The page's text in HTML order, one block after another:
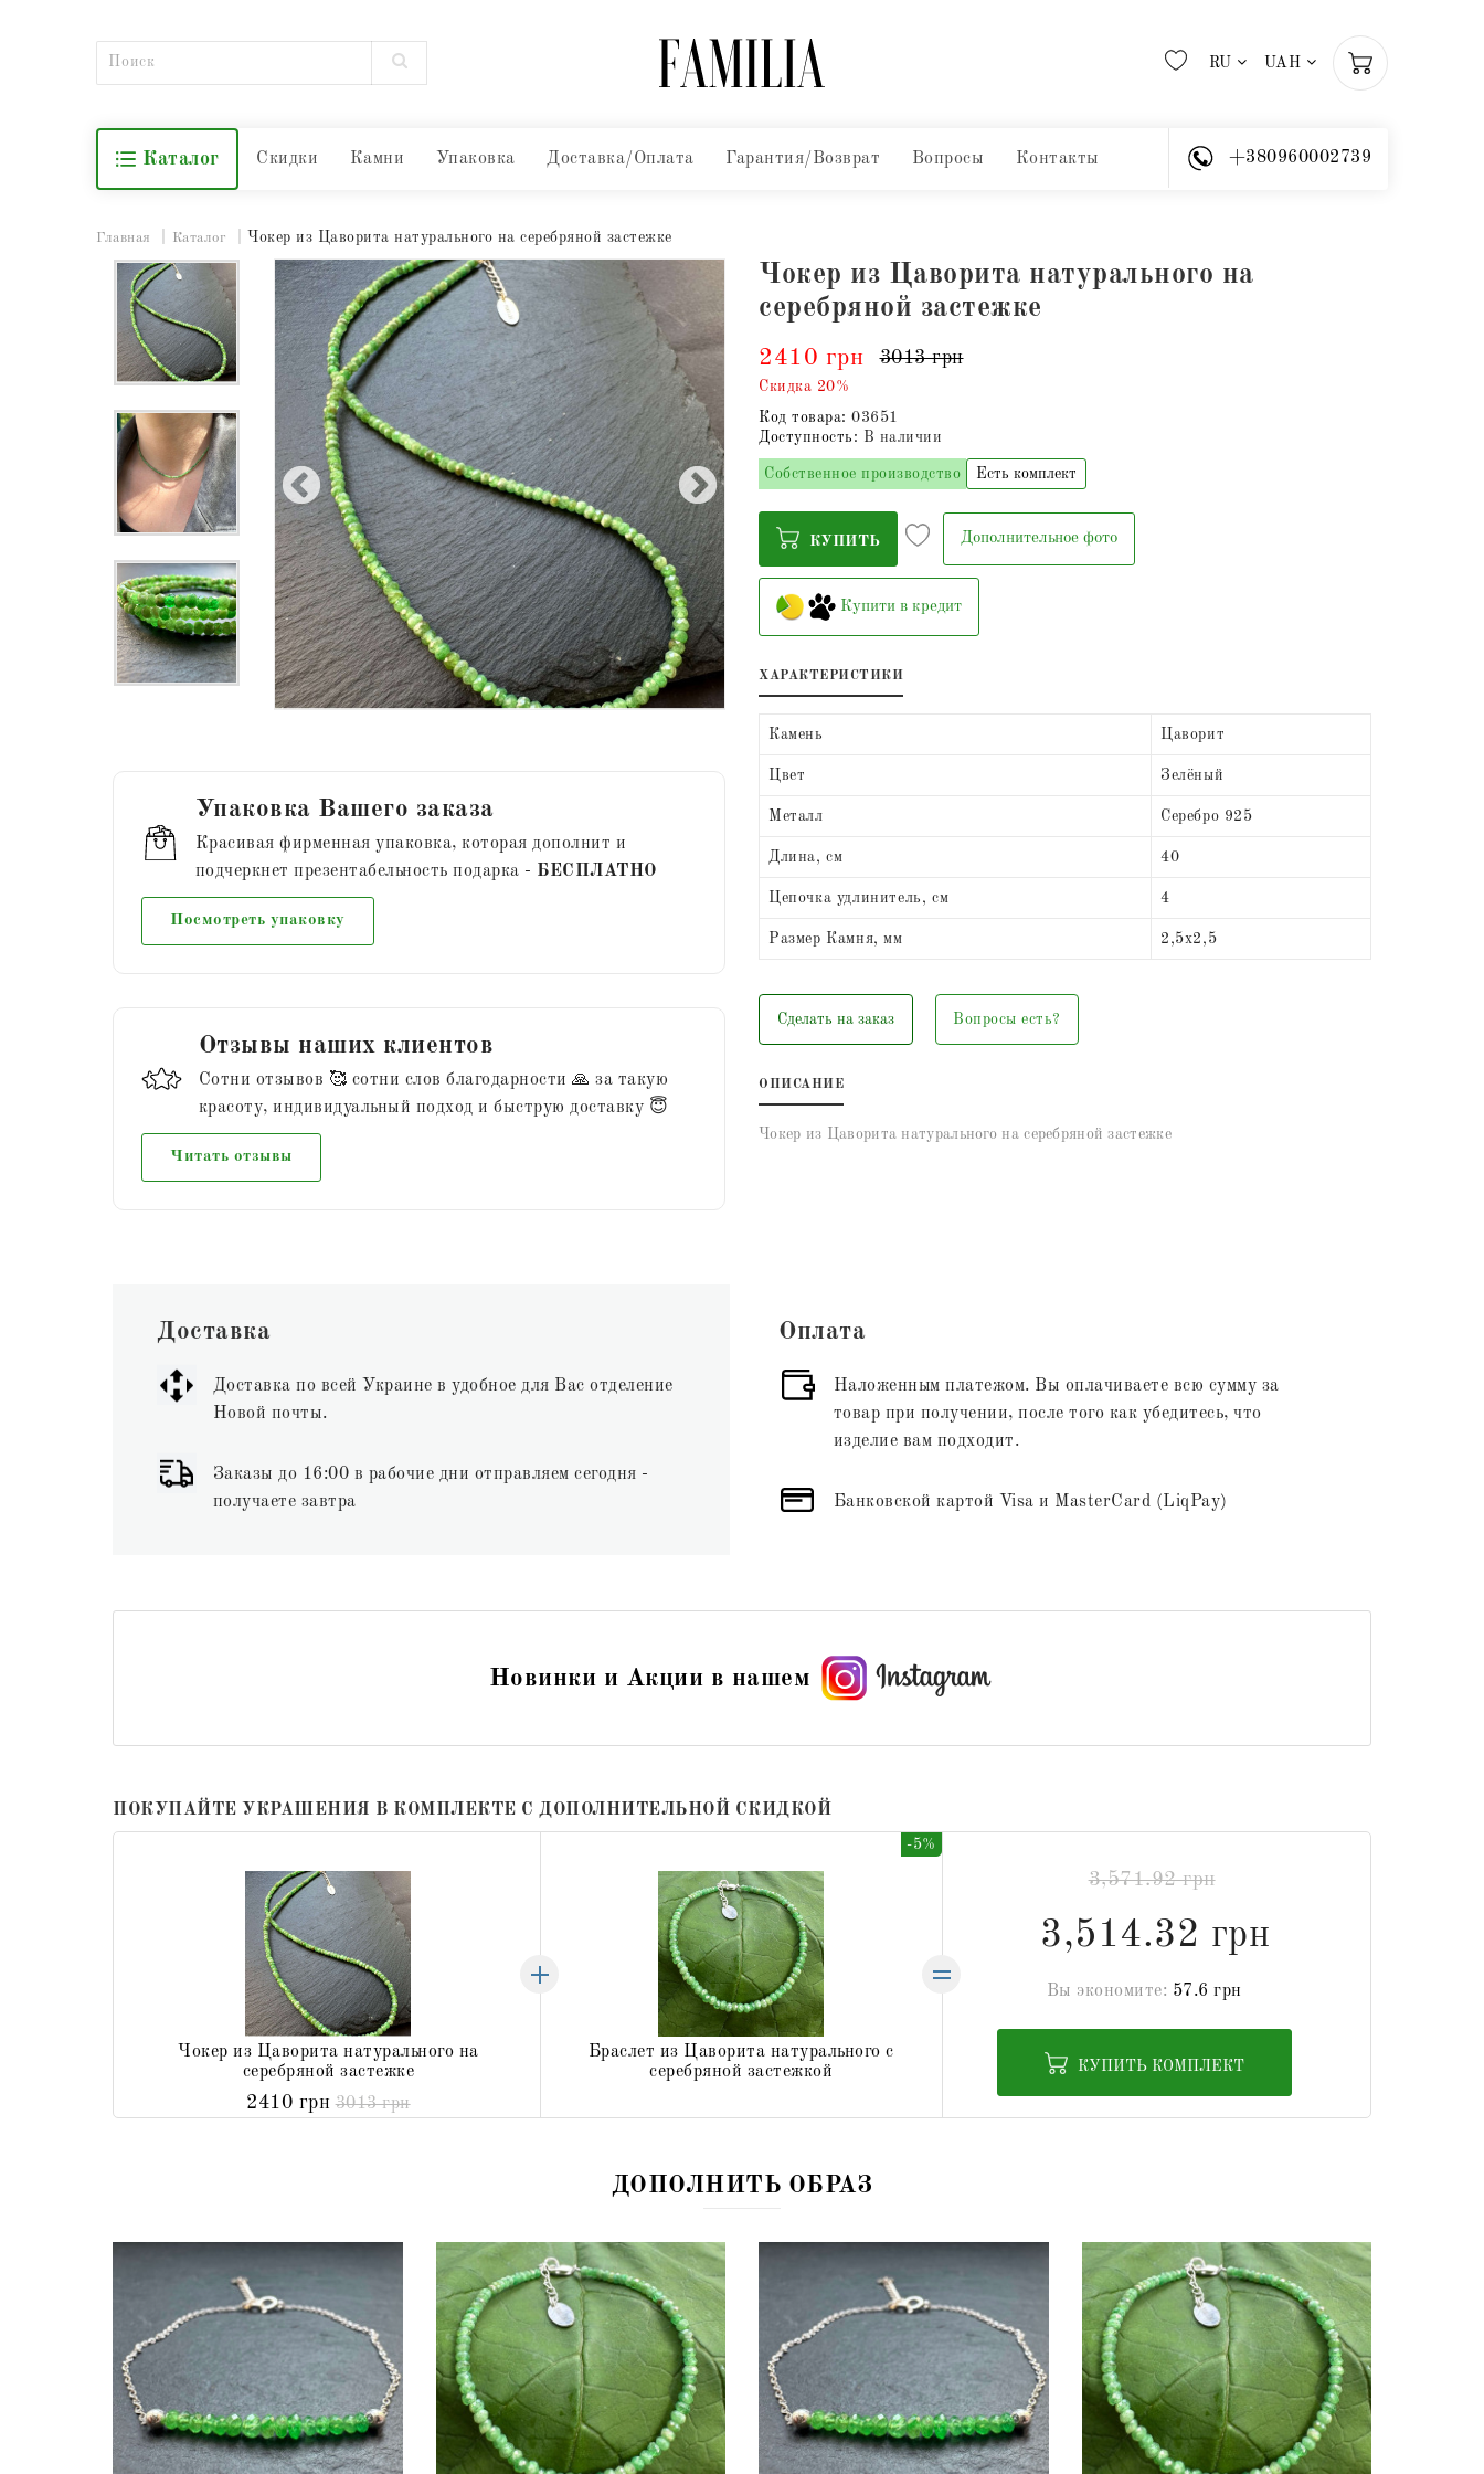
RU UAH
Каталог Скидки Камни Упаковка Доставка/Оплата Гарантия/Возврат Вопросы Контакты +380960002739
Главная Каталог Чокер из Цаворита натурального на серебряной застежке
Упаковка Вашего заказа
Красивая фирменная упаковка, которая дополнит и
подчеркнет презентабельность подарка - БЕСПЛАТНО
Посмотреть упаковку
Отзывы наших клиентов
Сотни отзывов 🥰 сотни слов благодарности 🙏 за такую
красоту, индивидуальный подход и быструю доставку 😇
Читать отзывы
Чокер из Цаворита натурального на
серебряной застежке
2410 грн 3013 грн
Скидка 20%
Код товара: 03651
Доступность: В наличии
Собственное производство Есть комплект
КУПИТЬ Дополнительное фото
Купити в кредит
ХАРАКТЕРИСТИКИ
Камень Цаворит
Цвет Зелёный
Металл Серебро 925
Длина, см 40
Цепочка удлинитель, см 4
Размер Камня, мм 2,5х2,5
Сделать на заказ Вопросы есть?
ОПИСАНИЕ
Чокер из Цаворита натурального на серебряной застежке
Доставка
Доставка по всей Украине в удобное для Вас отделение
Новой почты.
Заказы до 16:00 в рабочие дни отправляем сегодня -
получаете завтра
Оплата
Наложенным платежом. Вы оплачиваете всю сумму за
товар при получении, после того как убедитесь, что
изделие вам подходит.
Банковской картой Visa и MasterCard (LiqPay)
Новинки и Акции в нашем
ПОКУПАЙТЕ УКРАШЕНИЯ В КОМПЛЕКТЕ С ДОПОЛНИТЕЛЬНОЙ СКИДКОЙ
2410 грн 3013 грн
Чокер из Цаворита натурального на
серебряной застежке
-5%
Браслет из Цаворита натурального с
серебряной застежкой
3,571.92 грн
3,514.32 грн
Вы экономите: 57.6 грн
КУПИТЬ КОМПЛЕКТ
ДОПОЛНИТЬ ОБРАЗ